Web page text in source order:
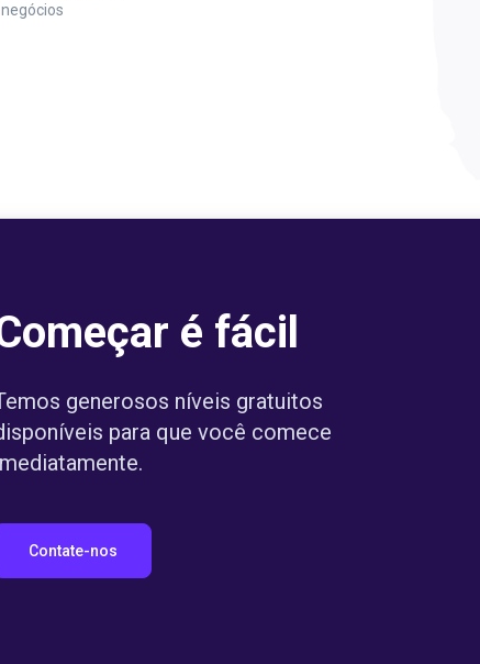
é fácil
generosos níveis gratuitos
para que você comece
Contate-nos